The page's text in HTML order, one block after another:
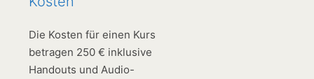
Die Kosten für einen Kurs
betragen 250 € inklusive
Handouts und Audio-